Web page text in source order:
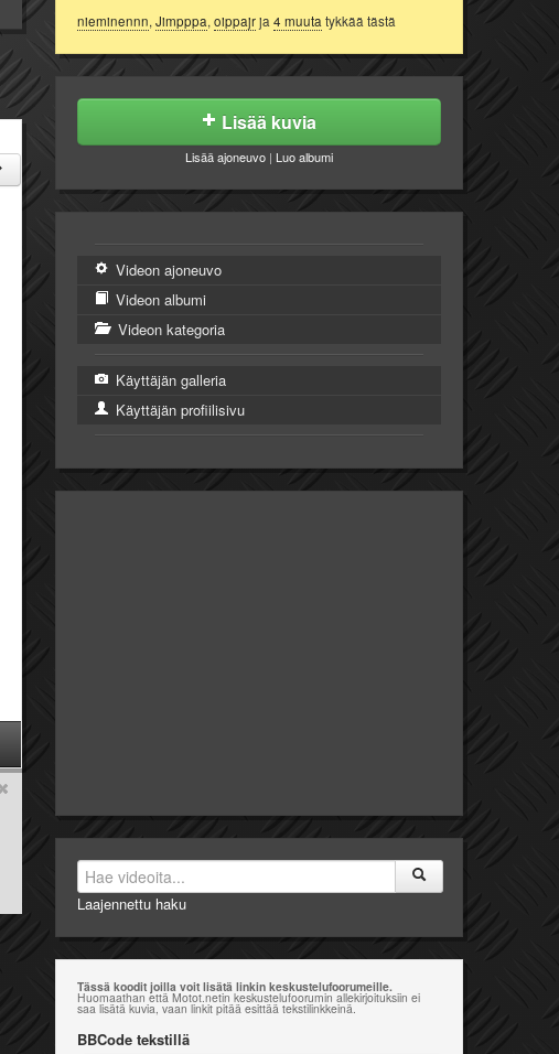
nieminennn, Jimpppa, oippajrja 4 muuta tykkää tästä
Lisää kuvia
Lisää ajoneuvo | Luo albumi
Videon ajoneuvo
Videon albumi
Videon kategoria
Käyttäjän galleria
Käyttäjän profiilisivu
Laajennettu haku
Tässä koodit joilla voit lisätä linkin keskustelufoorumeille.
Huomaathan että Motot.netin keskustelufoorumin allekirjoituksiin ei
saa lisätä kuvia, vaan linkit pitää esittää tekstilinkkeinä.
BBCode tekstillä